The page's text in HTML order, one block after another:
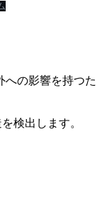
への影響を持つた
検出します。